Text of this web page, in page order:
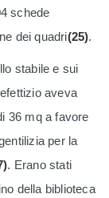
schede
dei quadri(25).
stabile e sui
aveva
36 mq a favore
per la
. Erano stati
della biblioteca